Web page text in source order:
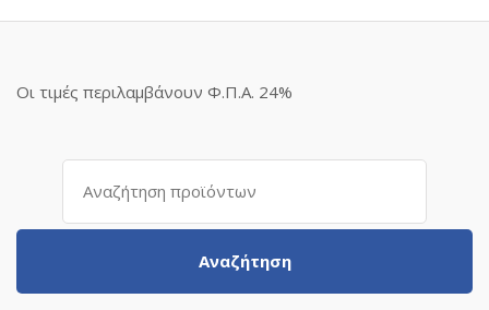
Οι τιμές περιλαμβάνουν Φ.Π.Α. 24%
Αναζήτηση
Αναζήτηση